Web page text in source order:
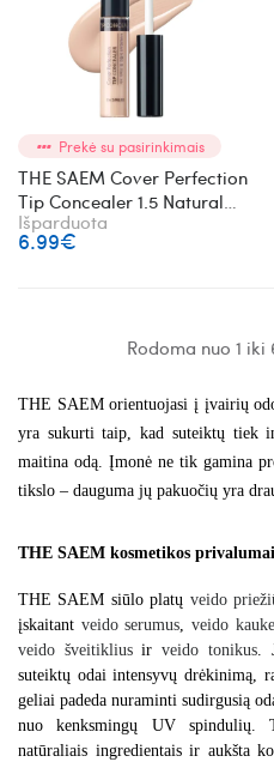
Prekė su pasirinkimais
THE SAEM Cover Perfection
Tip Concealer 1.5 Natural
Beige skystas maskuoklis
Išparduota
6.99€
Rodoma nuo 1 iki
THE SAEM orientuojasi į įvairių
yra sukurti taip, kad suteiktų tiek
maitina odą. Įmonė ne tik gamina
tikslo – dauguma jų pakuočių yra
THE SAEM kosmetikos privalumai
THE SAEM siūlo platų veido
įskaitant veido serumus, veido
veido šveitiklius ir veido tonikus.
suteiktų odai intensyvų drėkinimą,
geliai padeda nuraminti sudirgusią
nuo kenksmingų UV spindulių.
natūraliais ingredientais ir aukšta